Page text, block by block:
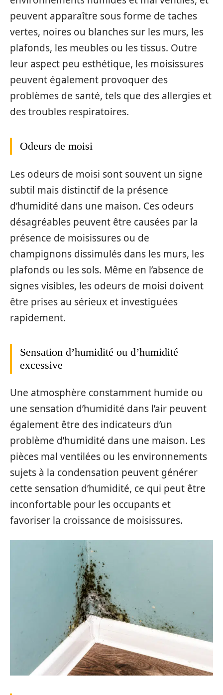
peuvent apparaître sous forme de taches
vertes, noires ou blanches sur les murs, les
plafonds, les meubles ou les tissus. Outre
leur aspect peu esthétique, les moisissures
peuvent également provoquer des
problèmes de santé, tels que des allergies et
des troubles respiratoires.
Odeurs de moisi
Les odeurs de moisi sont souvent un signe
subtil mais distinctif de la présence
d’humidité dans une maison. Ces odeurs
désagréables peuvent être causées par la
présence de moisissures ou de
champignons dissimulés dans les murs, les
plafonds ou les sols. Même en l’absence de
signes visibles, les odeurs de moisi doivent
être prises au sérieux et investiguées
rapidement.
Sensation d’humidité ou d’humidité
excessive
Une atmosphère constamment humide ou
une sensation d’humidité dans l’air peuvent
également être des indicateurs d’un
problème d’humidité dans une maison. Les
pièces mal ventilées ou les environnements
sujets à la condensation peuvent générer
cette sensation d’humidité, ce qui peut être
inconfortable pour les occupants et
favoriser la croissance de moisissures.